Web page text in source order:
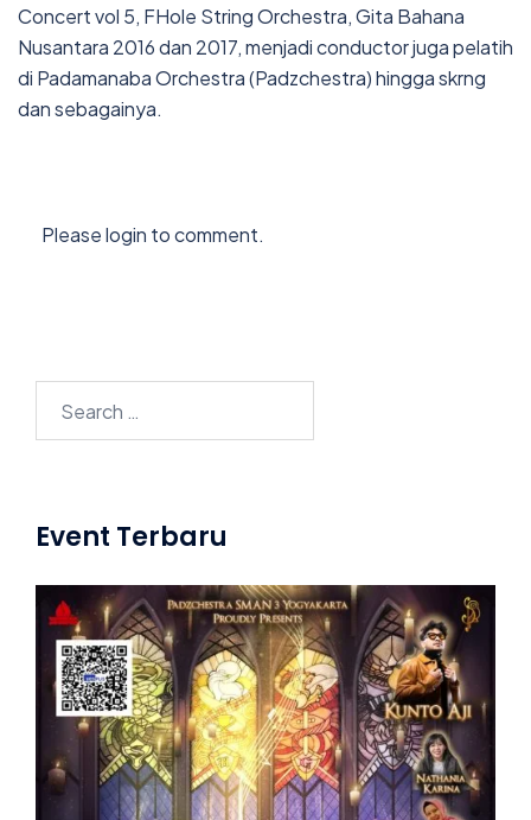
Concert vol 5, FHole String Orchestra, Gita Bahana
Nusantara 2016 dan 2017, menjadi conductor juga pelatih
di Padamanaba Orchestra (Padzchestra) hingga skrng
dan sebagainya.
Please login to comment.
for:
Event Terbaru